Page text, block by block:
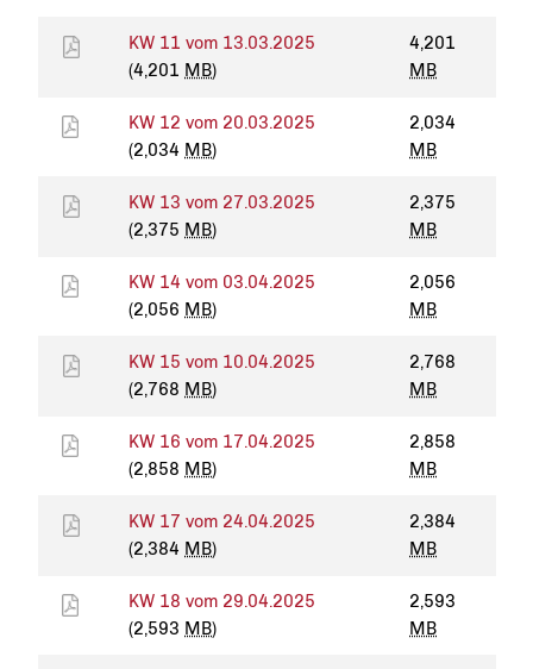
KW 11 vom 13.03.2025
(4,201 MB)
4,201
MB
KW 12 vom 20.03.2025
(2,034 MB)
2,034
MB
KW 13 vom 27.03.2025
(2,375 MB)
2,375
MB
KW 14 vom 03.04.2025
(2,056 MB)
2,056
MB
KW 15 vom 10.04.2025
(2,768 MB)
2,768
MB
KW 16 vom 17.04.2025
(2,858 MB)
2,858
MB
KW 17 vom 24.04.2025
(2,384 MB)
2,384
MB
KW 18 vom 29.04.2025
(2,593 MB)
2,593
MB